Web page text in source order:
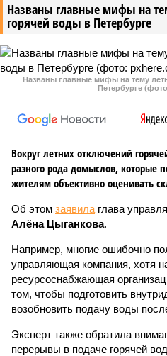
Названы главные мифы на
горячей воды в Петербурге
Названы главные мифы на тему
Петербурге
Вокруг летних отключений
разного рода домыслов, которые
жителям объективно оценивать
Об этом заявила глава
Алёна Цыганкова.
Например, многие ошибочно
управляющая компания, хотя
ресурсоснабжающая
том, чтобы подготовить
возобновить подачу воды
Эксперт также обратила
перерывы в подаче горячей